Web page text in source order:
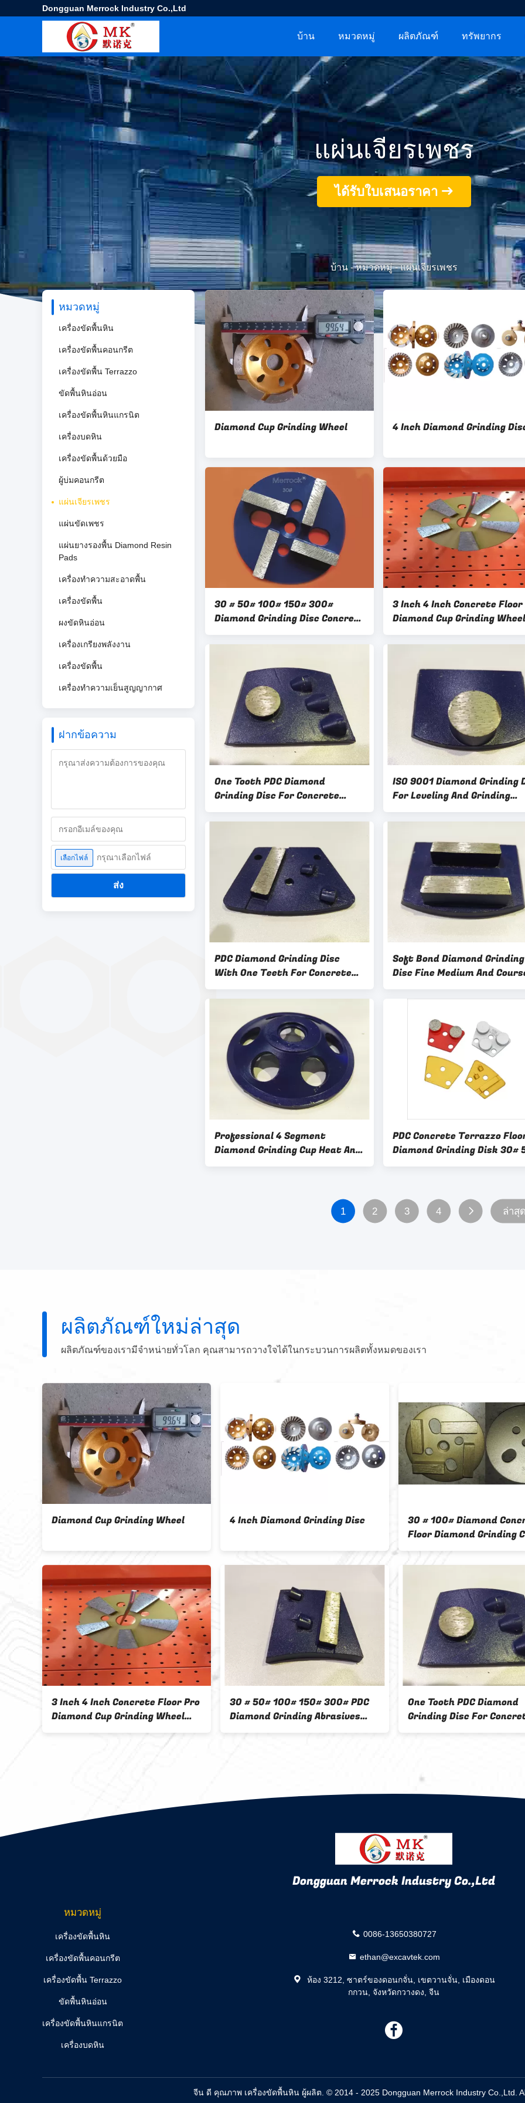
Dongguan Merrock Industry Co.,Ltd
บ้าน หมวดหมู่ ผลิตภัณฑ์ ทรัพยากร
แผ่นเจียรเพชร
ได้รับใบเสนอราคา
บ้าน-หมวดหมู่-แผ่นเจียรเพชร
หมวดหมู่
เครื่องขัดพื้นหิน
เครื่องขัดพื้นคอนกรีต
เครื่องขัดพื้น Terrazzo
ขัดพื้นหินอ่อน
เครื่องขัดพื้นหินแกรนิต
เครื่องบดหิน
เครื่องขัดพื้นด้วยมือ
ผู้บ่มคอนกรีต
แผ่นเจียรเพชร
แผ่นขัดเพชร
แผ่นยางรองพื้น Diamond Resin
Pads
เครื่องทำความสะอาดพื้น
เครื่องขัดพื้น
ผงขัดหินอ่อน
เครื่องเกรียงพลังงาน
เครื่องขัดพื้น
เครื่องทำความเย็นสูญญากาศ
ฝากข้อความ
เลือกไฟล์ กรุณาเลือกไฟล์
ส่ง
Diamond Cup Grinding Wheel 4 Inch Diamond Grinding
30 # 50# 100# 150# 300#
Diamond Grinding Disc Concrete
Floor
3 Inch 4 Inch Concrete Floor
Diamond Cup Grinding Wheel
ISO 9001
One Tooth PDC Diamond
Grinding Disc For Concrete
Floor And Terranzo Floor
ISO 9001 Diamond Grinding
For Leveling And Grinding
Terrazzo
PDC Diamond Grinding Disc
With One Teeth For Concrete
And Terrezzo Floor
Soft Bond Diamond Grinding
Disc Fine Medium And
Bonds Available
Professional 4 Segment
Diamond Grinding Cup Heat And
Wear Resistance
PDC Concrete Terrazzo
Diamond Grinding Disk 30#
100# 150# 300#
1 2 3 4 ล่าสุด
ผลิตภัณฑ์ใหม่ล่าสุด
ผลิตภัณฑ์ของเรามีจำหน่ายทั่วโลก คุณสามารถวางใจได้ในกระบวนการผลิตทั้งหมดของเรา
30 # 50# 100# 150# 300#
ISO 9001 Diamond Grinding Disc
For Leveling And Grinding
3 Inch 4 Inch PDC Concrete
Grinding Wheel
PDC Diamond Grinding Disc
With One Teeth For Concrete
And Terrezzo Floor
Professional 4 Segment
Diamond Grinding Cup Heat And
Wear Resistance
PDC Concrete Terrazzo Floor
Diamond Grinding Disk 30#
100# 150# 300#
Dongguan Merrock Industry Co.,Ltd
หมวดหมู่
เครื่องขัดพื้นหิน
เครื่องขัดพื้นคอนกรีต
เครื่องขัดพื้น Terrazzo
ขัดพื้นหินอ่อน
เครื่องขัดพื้นหินแกรนิต
เครื่องบดหิน
0086-13650380727
ethan@excavtek.com
ห้อง 3212, ซาตร์ของดอนกจั่น, เขตวานจั่น, เมืองดอน
กกวน, จังหวัดกวางดง, จีน
述
จีน ดี คุณภาพ เครื่องขัดพื้นหิน ผู้ผลิต. © 2014 - 2025 Dongguan Merrock Industry Co.,Ltd.